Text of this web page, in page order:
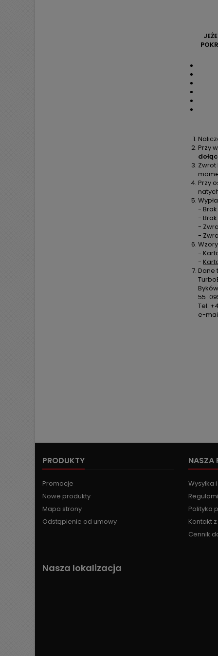
Przy
Przy
-
-
-
-
-
-
Dane
55-
Tel.
e-
PRODUKTY
Promocje
Nowe produkty
Mapa strony
Odstąpienie od umowy
NASZA
Wysyłka
Polityka
Kontakt
Cennik
Nasza lokalizacja